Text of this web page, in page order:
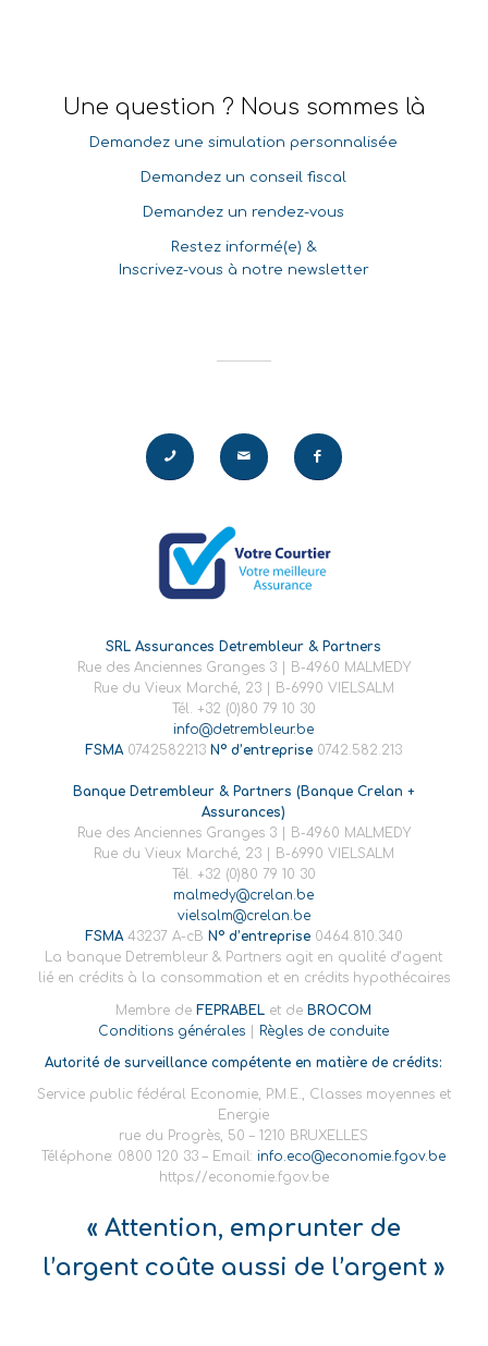
Une question ? Nous sommes là
Demandez une simulation personnalisée
Demandez un conseil fiscal
Demandez un rendez-vous
Restez informé(e) &
Inscrivez-vous à notre newsletter
SRL Assurances Detrembleur & Partners
Rue des Anciennes Granges 3 | B-4960 MALMEDY
Rue du Vieux Marché, 23 | B-6990 VIELSALM
Tél. +32 (0)80 79 10 30
info@detrembleur.be
FSMA0742582213 N° d’entreprise 0742.582.213
Banque Detrembleur & Partners (Banque Crelan +
Assurances)
Rue des Anciennes Granges 3 | B-4960 MALMEDY
Rue du Vieux Marché, 23 | B-6990 VIELSALM
Tél. +32 (0)80 79 10 30
malmedy@crelan.be
vielsalm@crelan.be
FSMA43237 A-cB N° d’entreprise 0464.810.340
La banque Detrembleur & Partners agit en qualité d’agent
lié en crédits à la consommation et en crédits hypothécaires
Membre de FEPRABEL et de BROCOM
Conditions générales
Règles de conduite
Autorité de surveillance compétente en matière de crédits:
Service public fédéral Economie, P.M.E., Classes moyennes et
Energie
rue du Progrès, 50 – 1210 BRUXELLES
Téléphone: 0800 120 33 – Email: info.eco@economie.fgov.be
https://economie.fgov.be
« Attention, emprunter de
l’argent coûte aussi de l’argent »